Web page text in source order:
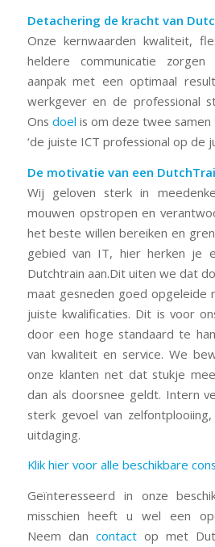
Detachering de kracht van
Onze kernwaarden kwaliteit,
heldere communicatie
aanpak met een optimaal
werkgever en de professional
Ons doel is om deze twee
‘de juiste ICT professional op de
De motivatie van een
Wij geloven sterk in
mouwen opstropen en
het beste willen bereiken en
gebied van IT, hier herken je
Dutchtrain aan.Dit uiten we dat
maat gesneden goed opgeleide
juiste kwalificaties. Dit is voor
door een hoge standaard te
van kwaliteit en service. We
onze klanten net dat stukje
dan als doorsnee geldt. Intern
sterk gevoel van zelfontplooiing,
uitdaging.
Klik hier voor alle beschikbare
Geïnteresseerd in onze
misschien heeft u wel een
Neem dan contactop met